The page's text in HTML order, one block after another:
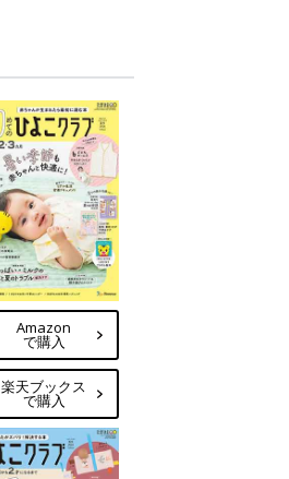
Amazon
で購入
楽天ブックス
で購入